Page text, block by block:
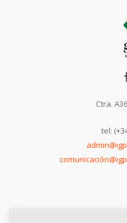
Ctra.
tel: